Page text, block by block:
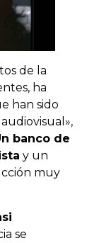
de la
ha
han sido
banco de
y un
muy
se